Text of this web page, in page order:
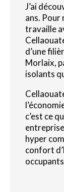
J’ai
ans. Pour
travaille
d’une
Morlaix,
isolants
c’est ce
hyper
confort